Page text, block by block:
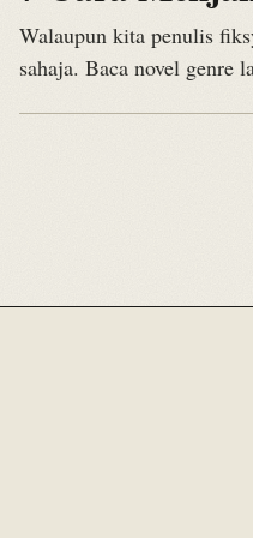
Walaupun kita penulis
sahaja. Baca novel